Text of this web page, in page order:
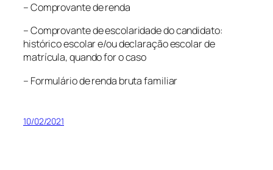
– Comprovante de renda
– Comprovante de escolaridade do candidato:
histórico escolar e/ou declaração escolar de
matrícula, quando for o caso
– Formulário de renda bruta familiar
10/02/2021